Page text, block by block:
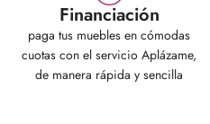
Financiación
paga tus muebles en cómodas
cuotas con el servicio Aplázame,
de manera rápida y sencilla